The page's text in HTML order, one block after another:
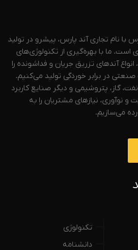
نام تجاری آند پارس، پیشرو در تولید
ما با بهره‌گیری از تکنولوژی‌های
آندهای تزریق جریان و فداشونده را
در برابر خوردگی تولید می‌کنیم.
گاز، پتروشیمی و دیگر صنایع کاربرد
و نوآوری، نیازهای مشتریان را به
می‌سازیم.
تکنولوژی
دانشنامه